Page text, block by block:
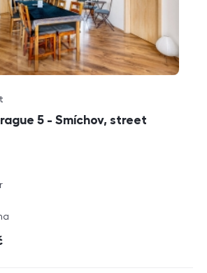
5 - Smíchov, street